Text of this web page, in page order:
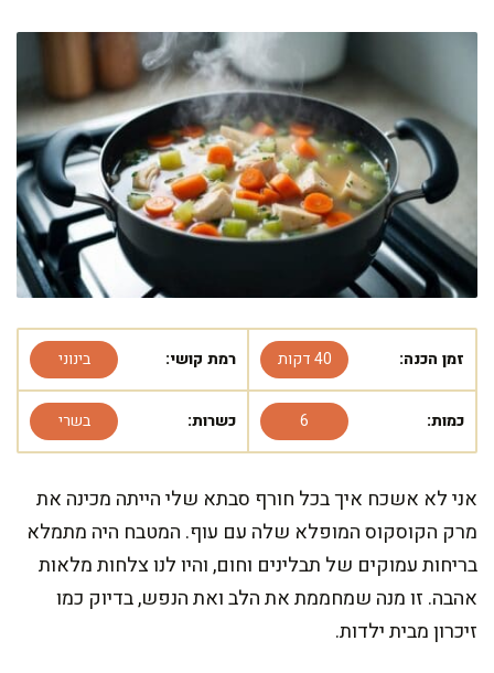
זמן הכנה: 40 דקות רמת קושי: בינוני
כמות: 6 כשרות: בשרי
אני לא אשכח איך בכל חורף סבתא שלי הייתה מכינה את
מרק הקוסקוס המופלא שלה עם עוף. המטבח היה מתמלא
בריחות עמוקים של תבלינים וחום, והיו לנו צלחות מלאות
אהבה. זו מנה שמחממת את הלב ואת הנפש, בדיוק כמו
זיכרון מבית ילדות.